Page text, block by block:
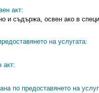
акт:
и съдържа, освен ако в
на услугата:
акт:
по предоставянето на